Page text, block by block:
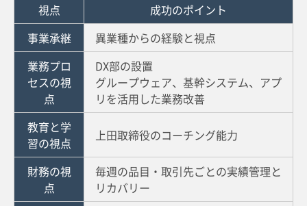
視点
成功のポイント
事業承継
異業種からの経験と視点
業務プロ
セスの視
点
DX部の設置
グループウェア、基幹システム、アプ
リを活用した業務改善
教育と学
習の視点
上田取締役のコーチング能力
財務の視
点
毎週の品目・取引先ごとの実績管理と
リカバリー